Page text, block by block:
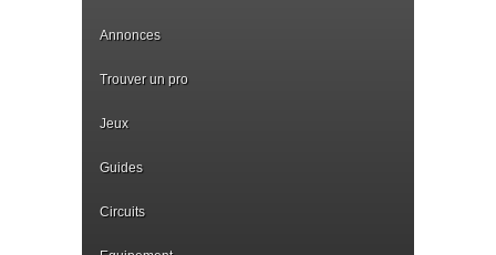
Annonces
Trouver un pro
Jeux
Guides
Circuits